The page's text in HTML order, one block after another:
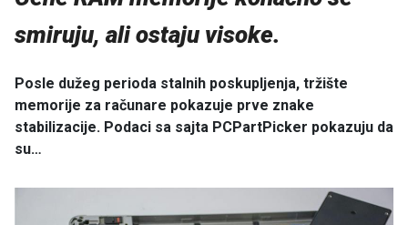
smiruju, ali ostaju visoke.
Posle dužeg perioda stalnih poskupljenja, tržište
memorije za računare pokazuje prve znake
stabilizacije. Podaci sa sajta PCPartPicker pokazuju da
su…